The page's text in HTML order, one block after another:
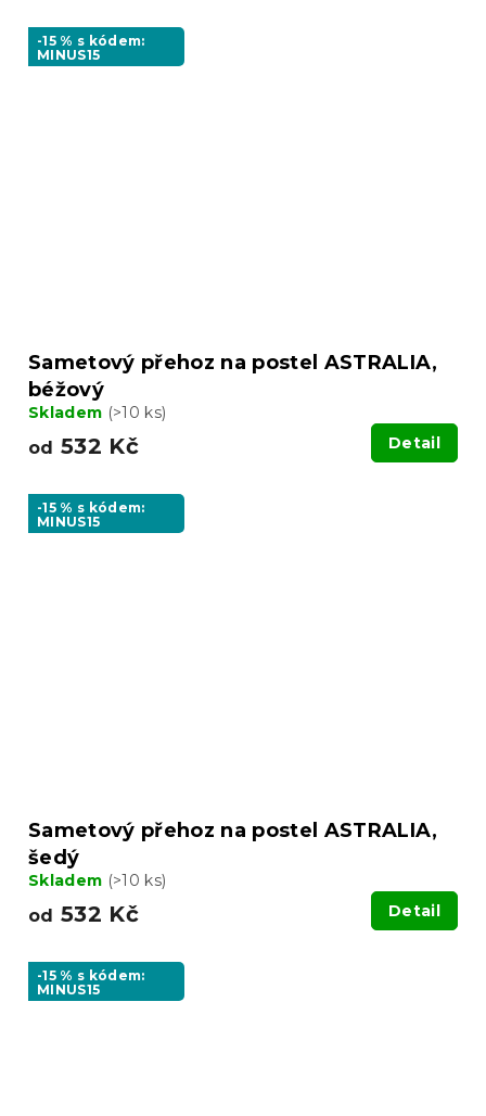
-15 % s kódem:
MINUS15
Sametový přehoz na postel ASTRALIA,
béžový
Skladem (>10 ks)
od 532 Kč Detail
-15 % s kódem:
MINUS15
Sametový přehoz na postel ASTRALIA,
šedý
Skladem (>10 ks)
od 532 Kč Detail
-15 % s kódem:
MINUS15